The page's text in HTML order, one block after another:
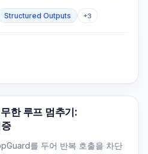
타입이 정해진 최종 응답이 필요
Structured Outputs +3
한 루프 멈추기:
를 두어 반복 호출을 차단